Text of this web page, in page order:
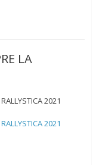
LA
2021
2021